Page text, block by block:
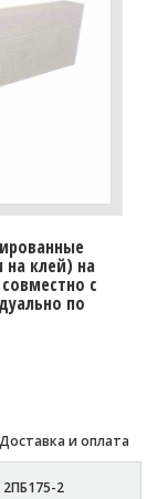
на клей) на
с
по
Доставка и оплата
2ПБ175-2